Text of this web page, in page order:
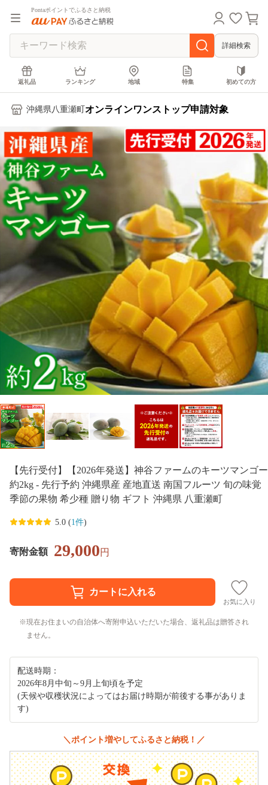
Pontaポイントでふるさと納税
詳細検索
返礼品 ランキング 地域 特集 初めての方
沖縄県八重瀬町 オンラインワンストップ申請対象
【先行受付】【2026年発送】神谷ファームのキーツマンゴー
約2kg - 先行予約 沖縄県産 産地直送 南国フルーツ 旬の味覚
季節の果物 希少種 贈り物 ギフト 沖縄県 八重瀬町
5.0 (1件)
寄附金額 29,000円
お気に入り
現在お住まいの自治体へ寄附申込いただいた場合、返礼品は贈答され
ません。
配送時期：
2026年8月中旬～9月上旬頃を予定
(天候や収穫状況によってはお届け時期が前後する事がありま
す)
＼ポイント増やしてふるさと納税！／